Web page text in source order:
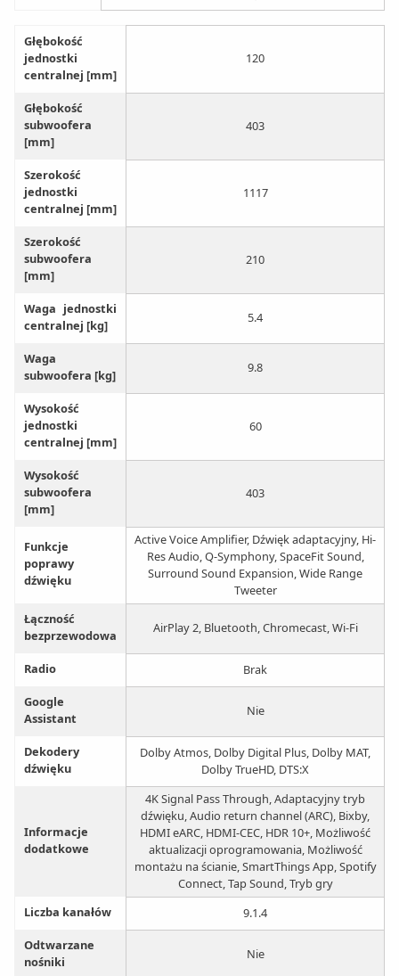
Głębokość
jednostki
centralnej [mm]
120
Głębokość
subwoofera
[mm]
403
Szerokość
jednostki
centralnej [mm]
1117
Szerokość
subwoofera
[mm]
210
Waga jednostki
centralnej [kg]
5.4
Waga
subwoofera [kg]
9.8
Wysokość
jednostki
centralnej [mm]
60
Wysokość
subwoofera
[mm]
403
Funkcje
poprawy
dźwięku
Active Voice Amplifier, Dźwięk adaptacyjny, Hi-
Res Audio, Q-Symphony, SpaceFit Sound,
Surround Sound Expansion, Wide Range
Tweeter
Łączność
bezprzewodowa
AirPlay 2, Bluetooth, Chromecast, Wi-Fi
Radio
Brak
Google
Assistant
Nie
Dekodery
dźwięku
Dolby Atmos, Dolby Digital Plus, Dolby MAT,
Dolby TrueHD, DTS:X
Informacje
dodatkowe
4K Signal Pass Through, Adaptacyjny tryb
dźwięku, Audio return channel (ARC), Bixby,
HDMI eARC, HDMI-CEC, HDR 10+, Możliwość
aktualizacji oprogramowania, Możliwość
montażu na ścianie, SmartThings App, Spotify
Connect, Tap Sound, Tryb gry
Liczba kanałów
9.1.4
Odtwarzane
nośniki
Nie